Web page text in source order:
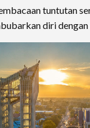
tuntutan
diri